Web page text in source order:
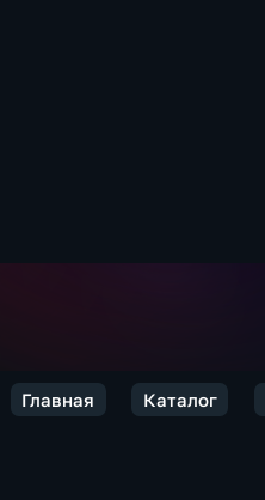
Главная Каталог